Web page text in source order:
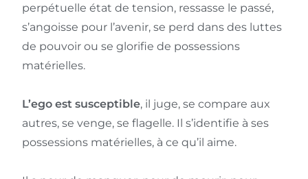
perpétuelle état de tension, ressasse le passé,
s’angoisse pour l’avenir, se perd dans des luttes
de pouvoir ou se glorifie de possessions
matérielles.
L’ego est susceptible, il juge, se compare aux
autres, se venge, se flagelle. Il s’identifie à ses
possessions matérielles, à ce qu’il aime.